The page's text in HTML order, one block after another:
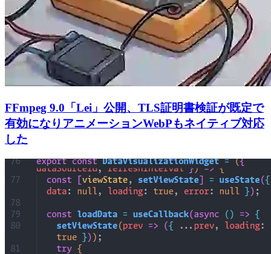
FFmpeg 9.0「Lei」公開、TLS証明書検証が既定で
有効になりアニメーションWebPもネイティブ対応
した